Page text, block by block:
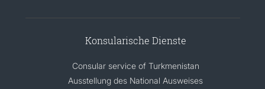
Konsularische Dienste
Consular service of Turkmenistan
Ausstellung des National Ausweises